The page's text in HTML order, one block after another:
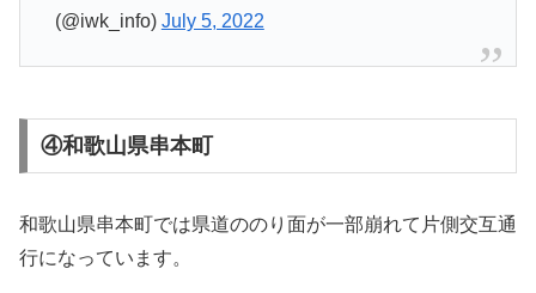
(@iwk_info) July 5, 2022
④和歌山県串本町
和歌山県串本町では県道ののり面が一部崩れて片側交互通
行になっています。